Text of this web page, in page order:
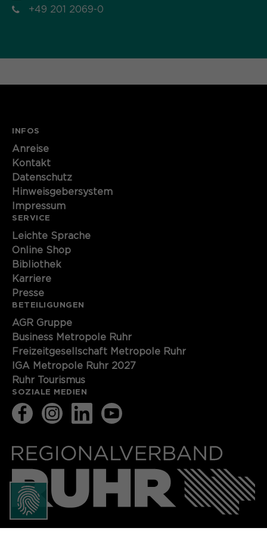
+49 201 2069-0
INFOS
Anreise
Kontakt
Datenschutz
Hinweisgebersystem
Impressum
SERVICE
Leichte Sprache
Online Shop
Bibliothek
Karriere
Presse
BETEILIGUNGEN
AGR Gruppe
Business Metropole Ruhr
Freizeitgesellschaft Metropole Ruhr
IGA Metropole Ruhr 2027
Ruhr Tourismus
SOZIALE MEDIEN